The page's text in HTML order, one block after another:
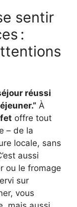
sentir
:
réussi
À
offre tout
– de la
locale, sans
aussi
ou le fromage
sur
vous